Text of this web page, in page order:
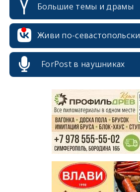
Большие темы и драмы
Живи по-севастопольски
ForPost в наушниках